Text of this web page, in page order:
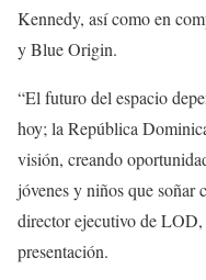
Kennedy, así como en
y Blue Origin.
“El futuro del espacio
hoy; la República
visión, creando
jóvenes y niños que soñar
director ejecutivo de
presentación.